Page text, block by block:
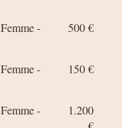
-
500 €
-
150 €
-
1.200